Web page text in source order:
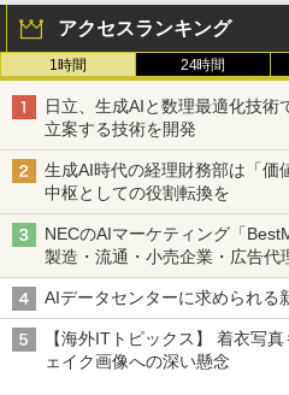
アクセスランキング
1時間 24時間
日立、生成AIと数理最適化技術
立案する技術を開発
生成AI時代の経理財務部は「
中枢としての役割転換を
NECのAIマーケティング「
製造・流通・小売企業・広告代
AIデータセンターに求められる
【海外ITトピックス】 着衣写
ェイク画像への深い懸念